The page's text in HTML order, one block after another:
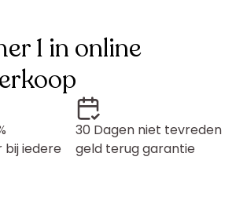
1 in online
iedere
30 Dagen niet tevreden
geld terug garantie